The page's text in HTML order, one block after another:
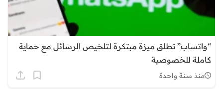
“واتساب” تطلق ميزة مبتكرة لتلخيص الرسائل مع حماية
كاملة للخصوصية
منذ سنة واحدة